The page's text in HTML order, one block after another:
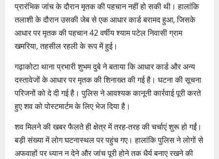
प्रारंभिक जांच के दौरान मृतक की पहचान नहीं हो सकी थी। हालांकि
तलाशी के दौरान उसकी जेब से एक आधार कार्ड बरामद हुआ, जिसके
आधार पर मृतक की पहचान 42 वर्षीय श्याम पटेल निवासी ग्राम
खमरिया, तहसील रहली के रूप में हुई।
गढ़ाकोटा थाना प्रभारी शुभम दुबे ने बताया कि आधार कार्ड और अन्य
दस्तावेजों के आधार पर मृतक की शिनाख्त की गई है। घटना की सूचना
परिजनों को दे दी गई है। पुलिस ने आवश्यक कानूनी कार्रवाई पूरी करते
हुए शव को पोस्टमार्टम के लिए भेज दिया है।
शव मिलने की खबर फैलते ही क्षेत्र में तरह-तरह की चर्चाएं शुरू हो गईं।
बड़ी संख्या में लोग घटनास्थल पर पहुंच गए। हालांकि पुलिस ने लोगों से
अफवाहों पर ध्यान न देने और जांच पूरी होने तक धैर्य बनाए रखने की